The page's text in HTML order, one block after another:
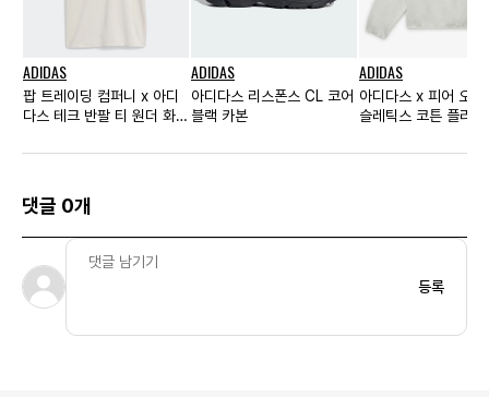
ADIDAS
팝 트레이딩 컴퍼니 x 아디
다스 테크 반팔 티 원더 화이
ADIDAS
아디다스 리스폰스 CL 코어
블랙 카본
ADIDAS
아디다스 x 피어 오브
슬레틱스 코튼 플리
사이즈
댓글 0개
등록